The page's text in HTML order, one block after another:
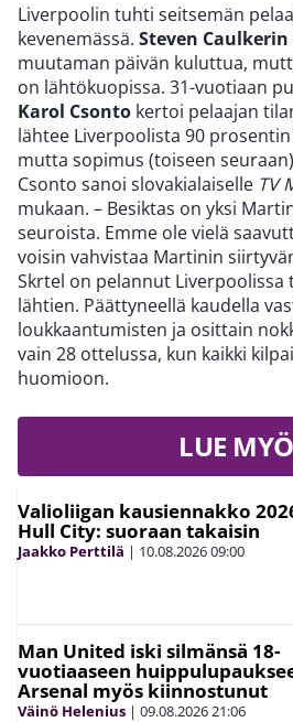
Liverpoolin tuhti seitsemän
kevenemässä. Steven Caulkerin
muutaman päivän kuluttua,
on lähtökuopissa. 31-vuotiaan
Karol Csonto kertoi pelaajan
lähtee Liverpoolista 90
mutta sopimus (toiseen
Csonto sanoi slovakialaiselle TV
mukaan. – Besiktas on yksi
seuroista. Emme ole vielä
voisin vahvistaa Martinin
Skrtel on pelannut Liverpoolissa
lähtien. Päättyneellä kaudella
loukkaantumisten ja osittain
vain 28 ottelussa, kun kaikki
huomioon.
LUE
Valioliigan kausiennakko
Hull City: suoraan takaisin
Jaakko Perttilä | 10.08.202609:00
Man United iski silmänsä 18-
vuotiaaseen
Arsenal myös kiinnostunut
Väinö Helenius | 09.08.202621:06